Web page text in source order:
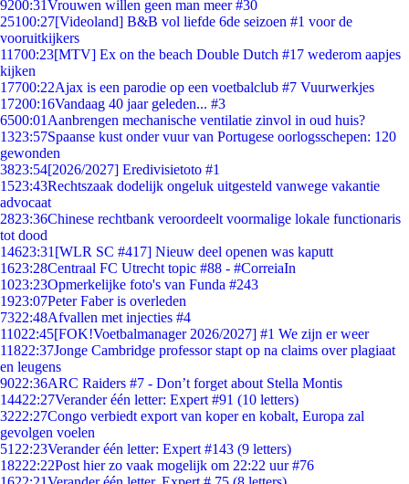
9200:31Vrouwen willen geen man meer #30
25100:27[Videoland] B&B vol liefde 6de seizoen #1 voor de
vooruitkijkers
11700:23[MTV] Ex on the beach Double Dutch #17 wederom aapjes
kijken
17700:22Ajax is een parodie op een voetbalclub #7 Vuurwerkjes
17200:16Vandaag 40 jaar geleden... #3
6500:01 Aanbrengen mechanische ventilatie zinvol in oud huis?
1323:57Spaanse kust onder vuur van Portugese oorlogsschepen: 120
gewonden
3823:54[2026/2027] Eredivisietoto #1
1523:43Rechtszaak dodelijk ongeluk uitgesteld vanwege vakantie
advocaat
2823:36Chinese rechtbank veroordeelt voormalige lokale functionaris
tot dood
14623:31 [WLR SC #417] Nieuw deel openen was kaputt
1623:28Centraal FC Utrecht topic #88 - #CorreiaIn
1023:23Opmerkelijke foto's van Funda #243
1923:07Peter Faber is overleden
7322:48Afvallen met injecties #4
11022:45[FOK!Voetbalmanager 2026/2027] #1 We zijn er weer
11822:37Jonge Cambridge professor stapt op na claims over plagiaat
en leugens
9022:36ARC Raiders #7 - Don’t forget about Stella Montis
14422:27Verander één letter: Expert #91 (10 letters)
3222:27Congo verbiedt export van koper en kobalt, Europa zal
gevolgen voelen
51 22:23Verander één letter: Expert #143 (9 letters)
18222:22Post hier zo vaak mogelijk om 22:22 uur #76